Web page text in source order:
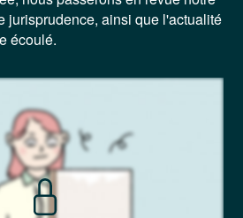
jurisprudence, ainsi que l'actualité
écoulé.